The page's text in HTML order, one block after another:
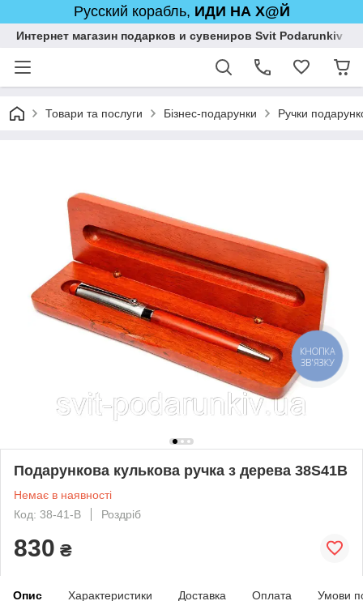
Русский корабль, ИДИ НА Х@Й
Интернет магазин подарков и сувениров Svit Podarunkiv
Товари та послуги Бізнес-подарунки Ручки
Подарункова кулькова ручка з дерева 38S41В
Немає в наявності
Код: 38-41-В
Роздріб
830 ₴
Опис Характеристики Доставка Оплата Умови
КНОПКА
ЗВ'ЯЗКУ